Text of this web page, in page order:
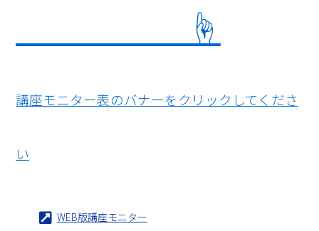
☝
講座モニター表のバナーをクリックしてくださ
い
WEB版講座モニター